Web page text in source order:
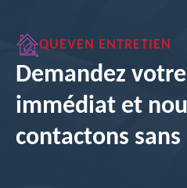
QUEVEN ENTRETIEN
Demandez
immédiat et
contactons